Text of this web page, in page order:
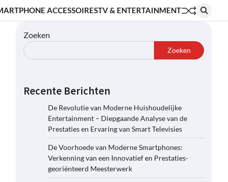
ACCESSOIRESTV & ENTERTAINMENT
Zoeken
Zoeken
Recente Berichten
De Revolutie van Moderne Huishoudelijke
Entertainment – Diepgaande Analyse van de
Prestaties en Ervaring van Smart Televisies
De Voorhoede van Moderne Smartphones:
Verkenning van een Innovatief en Prestaties-
georiënteerd Meesterwerk